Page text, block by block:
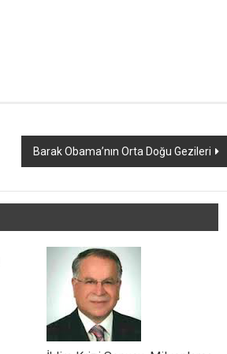
Barak Obama’nın Orta Doğu Gezileri